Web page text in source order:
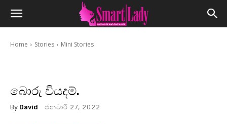
Home Stories Mini Stories
බොරු වියදම්.
By David ජනවාරි 27, 2022